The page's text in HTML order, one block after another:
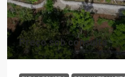
Preço sob consulta